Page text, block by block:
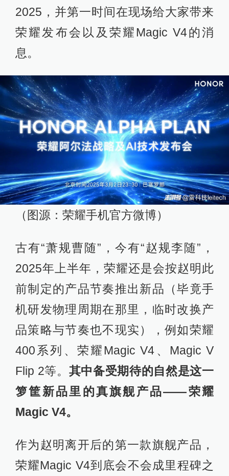
2025，并第一时间在现场给大家带来
荣耀发布会以及荣耀Magic V4的消
息。
（图源：荣耀手机官方微博）
古有“萧规曹随”，今有“赵规李随”，
2025年上半年，荣耀还是会按赵明此
前制定的产品节奏推出新品（毕竟手
机研发物理周期在那里，临时改换产
品策略与节奏也不现实），例如荣耀
400系列、荣耀Magic V4、Magic V
Flip 2等。 其中备受期待的自然是这一
箩筐新品里的真旗舰产品——荣耀
Magic V4。
作为赵明离开后的第一款旗舰产品，
荣耀Magic V4到底会不会成里程碑之